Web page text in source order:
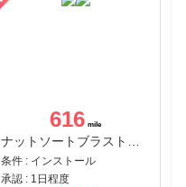
616
条件 : インストール
承認 : 1日程度